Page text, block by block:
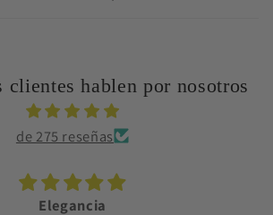
clientes hablen por nosotros
de 275 reseñas
Elegancia